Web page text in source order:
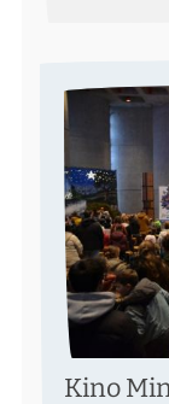
Kino